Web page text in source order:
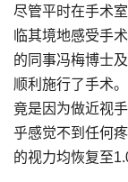
尽管平时在手术
临其境地感受手
的同事冯梅博士
顺利施行了手术
竟是因为做近视
乎感觉不到任何
的视力均恢复至